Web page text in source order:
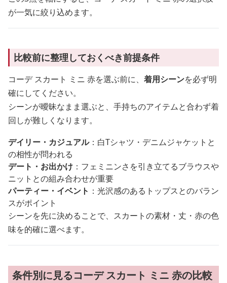
が一気に絞り込めます。
比較前に整理しておくべき前提条件
コーデ スカート ミニ 赤を選ぶ前に、 着用シーンを必ず明
確にしてください。
シーンが曖昧なまま選ぶと、手持ちのアイテムと合わず着
回しが難しくなります。
デイリー・カジュアル：白Tシャツ・デニムジャケットと
の相性が問われる
デート・お出かけ ：フェミニンさを引き立てるブラウスや
ニットとの組み合わせが重要
パーティー・イベント ：光沢感のあるトップスとのバラン
スがポイント
シーンを先に決めることで、スカートの素材・丈・赤の色
味を的確に選べます。
条件別に見るコーデ スカート ミニ 赤の比較